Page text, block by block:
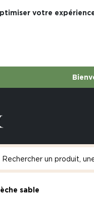
votre
sable